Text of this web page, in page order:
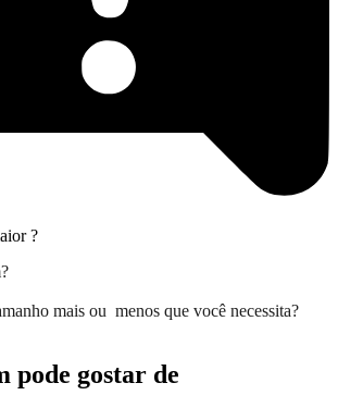
?
mais ou menos que você necessita?
pode gostar de